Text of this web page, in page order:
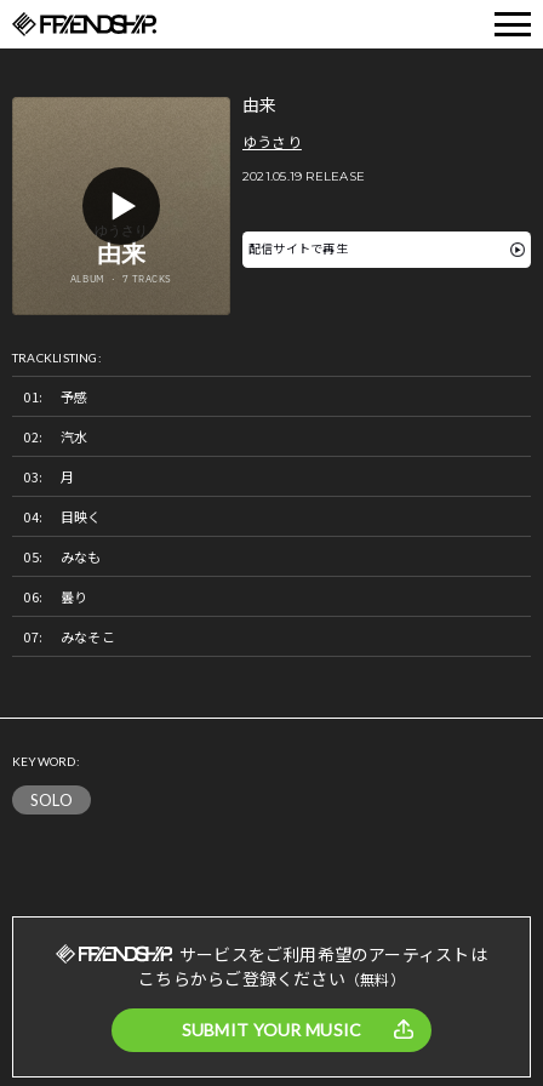
由来
ゆうさり
2021.05.19 RELEASE
配信サイトで再生
TRACKLISTING:
予感
汽水
月
目映く
みなも
曇り
みなそこ
KEYWORD:
SOLO
サービスをご利用希望のアーティストは
こちらからご登録ください （無料）
SUBMIT YOUR MUSIC